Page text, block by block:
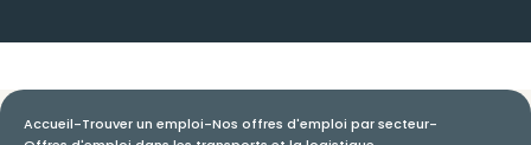
Accueil-Trouver un emploi-Nos offres d'emploi par secteur-